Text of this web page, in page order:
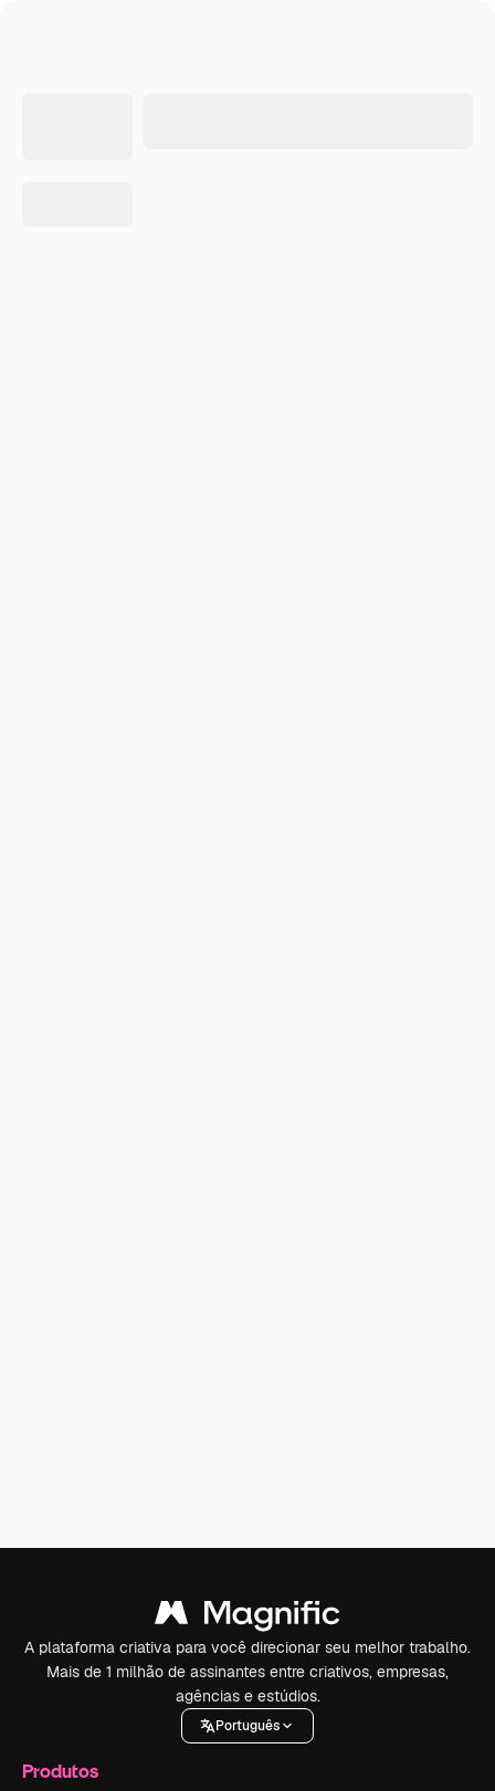
A plataforma criativa para você direcionar seu melhor trabalho.
Mais de 1 milhão de assinantes entre criativos, empresas,
agências e estúdios.
Português
Produtos